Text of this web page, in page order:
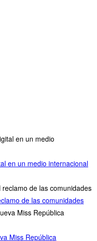
en un medio internacional
de las comunidades
Miss República